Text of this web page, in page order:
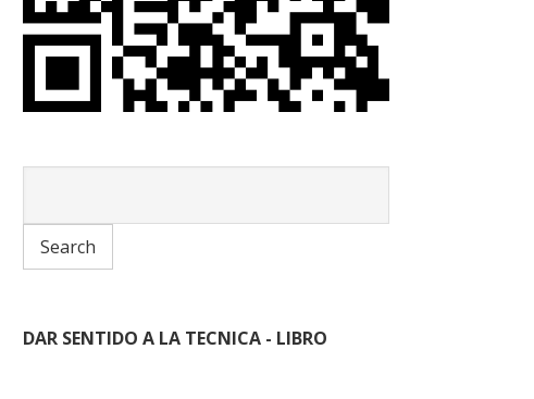
DAR SENTIDO A LA TECNICA - LIBRO